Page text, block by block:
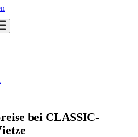
bei CLASSIC-